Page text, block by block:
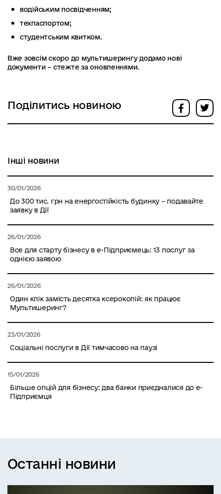
водійським посвідченням;
техпаспортом;
студентським квитком.
Вже зовсім скоро до мультишерингу додамо нові
документи – стежте за оновленнями.
Поділитись новиною
Інші новини
30/01/2026
До 300 тис. грн на енергостійкість будинку – подавайте
заявку в Дії
26/01/2026
Все для старту бізнесу в е-Підприємець: 13 послуг за
однією заявою
26/01/2026
Один клік замість десятка ксерокопій: як працює
Мультишеринг?
23/01/2026
Соціальні послуги в Дії тимчасово на паузі
15/01/2026
Більше опцій для бізнесу: два банки приєдналися до е-
Підприємця
Останні новини